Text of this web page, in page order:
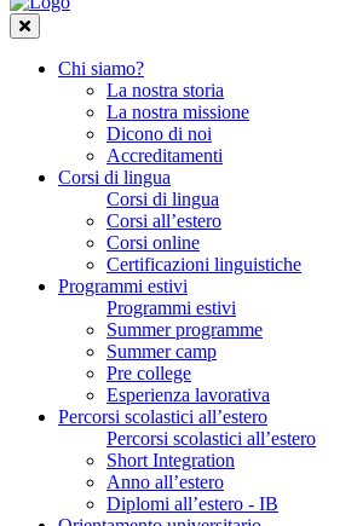
Chi siamo?
La nostra storia
La nostra missione
Dicono di noi
Accreditamenti
Corsi di lingua
Corsi di lingua
Corsi all’estero
Corsi online
Certificazioni linguistiche
Programmi estivi
Programmi estivi
Summer programme
Summer camp
Pre college
Esperienza lavorativa
Percorsi scolastici all’estero
Percorsi scolastici all’estero
Short Integration
Anno all’estero
Diplomi all’estero - IB